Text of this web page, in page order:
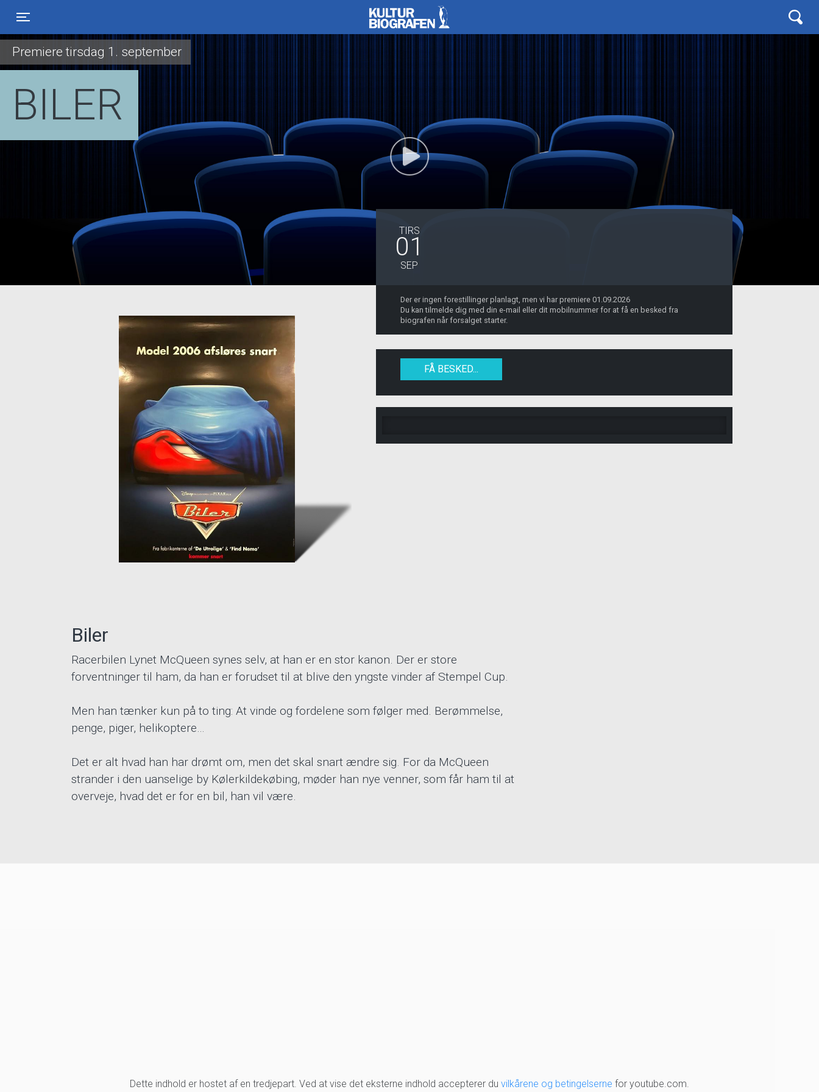
Kulturbiografen
Premiere tirsdag 1. september
BILER
TIRS
01
SEP
Der er ingen forestillinger planlagt, men vi har premiere 01.09.2026
Du kan tilmelde dig med din e-mail eller dit mobilnummer for at få en besked fra
biografen når forsalget starter.
FÅ BESKED...
Biler
Racerbilen Lynet McQueen synes selv, at han er en stor kanon. Der er store
forventninger til ham, da han er forudset til at blive den yngste vinder af Stempel Cup.
Men han tænker kun på to ting: At vinde og fordelene som følger med. Berømmelse,
penge, piger, helikoptere…
Det er alt hvad han har drømt om, men det skal snart ændre sig. For da McQueen
strander i den uanselige by Kølerkildekøbing, møder han nye venner, som får ham til at
overveje, hvad det er for en bil, han vil være.
Dette indhold er hostet af en tredjepart. Ved at vise det eksterne indhold accepterer du vilkårene og betingelserne for youtube.com.